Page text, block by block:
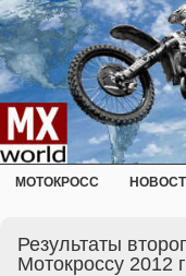
МОТОКРОСС
Результаты
Мотокроссу 2012